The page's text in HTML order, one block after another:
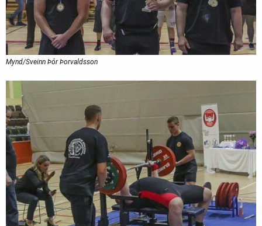
Mynd/Sveinn Þór Þorvaldsson